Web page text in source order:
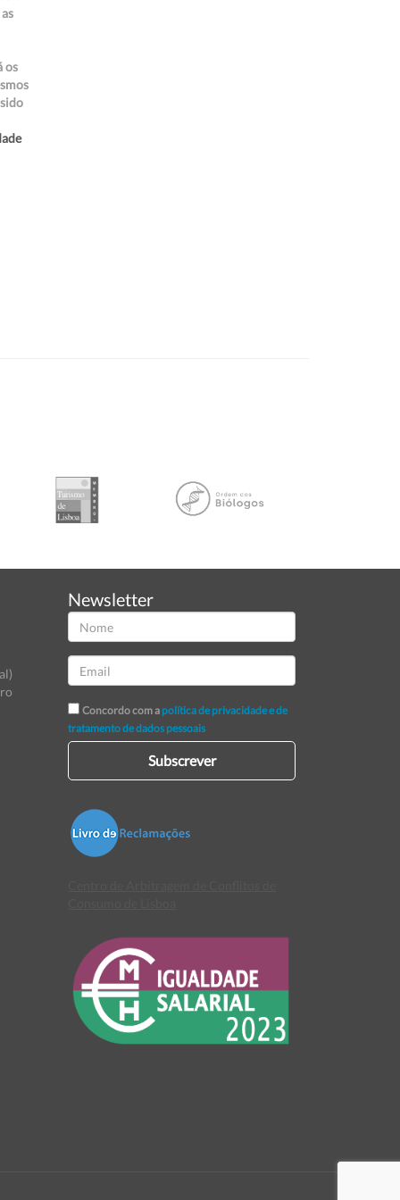
os
Newsletter
Concordo com a política de privacidade e de
tratamento de dados pessoais
Subscrever